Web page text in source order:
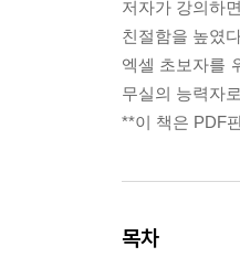
저자가 강의하
친절함을 높였
엑셀 초보자를
무실의 능력자
**이 책은 PDF
목차